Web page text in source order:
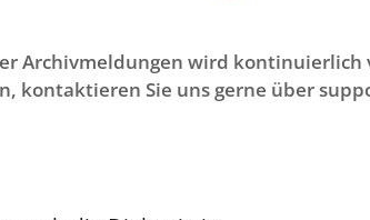
Archivmeldungen wird kontinuierlich
kontaktieren Sie uns gerne über